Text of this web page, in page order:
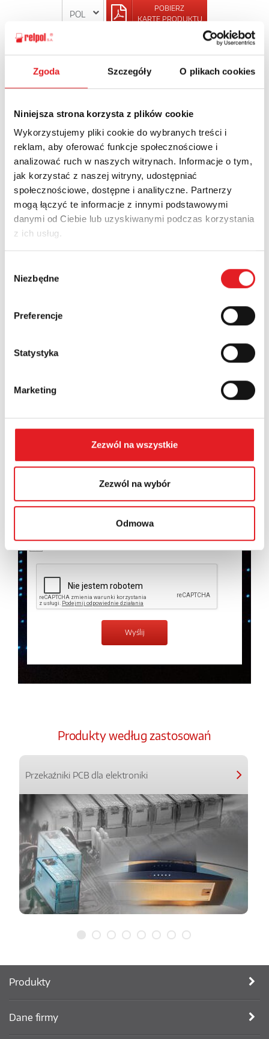
Zgoda Szczegóły O plikach cookies
Niniejsza strona korzysta z plików cookie
Wykorzystujemy pliki cookie do wybranych treści i
reklam, aby oferować funkcje społecznościowe i
analizować ruch w naszych witrynach. Informacje o tym,
jak korzystać z naszej witryny, udostępniać
społecznościowe, dostępne i analityczne. Partnerzy
mogą łączyć te informacje z innymi podstawowymi
danymi od Ciebie lub uzyskiwanymi podczas korzystania
z ich usług.
zgody
Niezbędne
Preferencje
Statystyka
Marketing
Zezwól na wszystkie
Zezwól na wybór
Odmowa
POBIERZ
KARTĘ PRODUKTU
POWRÓT
Zapytaj o szczegóły oferty
Imię i nazwisko: *
Adres e-mail: *
Nazwa firmy:
Treść: *
Wyrażam zgodę na przetwarzanie moich danych
temat przetwarzania danych osobowych wPolityce
Zapoznałem z treściąPolityki Prywatności*
Produkty według zastosowań
Przekaźniki PCB dla elektroniki
Produkty
Dane firmy